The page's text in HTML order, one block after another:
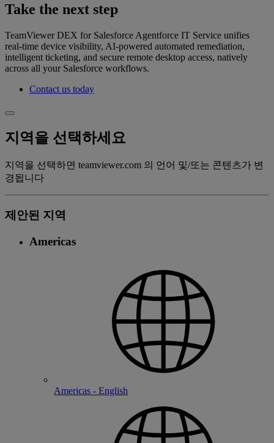
Take the next step
TeamViewer DEX for Salesforce Agentforce IT Service unifies
real‑time device visibility, AI-powered automated remediation,
intelligent ticketing, and secure remote desktop access, natively
across all your Salesforce workflows.
Contact us today
지역을 선택하세요
지역을 선택하면 teamviewer.com 의 언어 및/또는 콘텐츠가 변
경됩니다
제안된 지역
Americas
Americas - English